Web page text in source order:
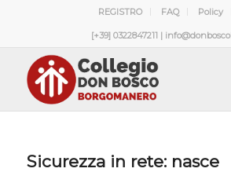
REGISTRO FAQ Policy
[+39] 0322847211 |
Sicurezza in rete: nasce